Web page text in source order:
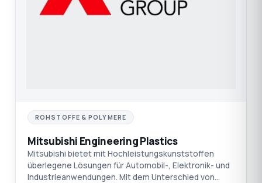
ROHSTOFFE & POLYMERE
Mitsubishi Engineering Plastics
Mitsubishi bietet mit Hochleistungskunststoffen
überlegene Lösungen für Automobil-, Elektronik- und
Industrieanwendungen. Mit dem Unterschied von